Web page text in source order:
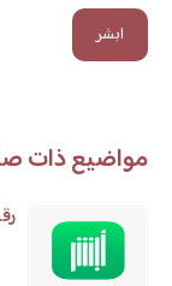
ابشر
مواضيع ذات